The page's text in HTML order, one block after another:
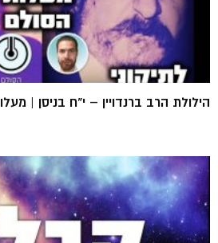
הילולת הרב ברנדויין – י"ח בניסן |